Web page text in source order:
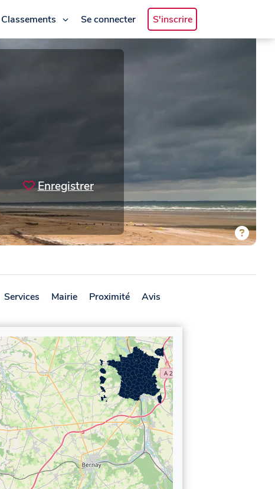
Classements Se connecter S'inscrire
Enregistrer
Services Mairie Proximité Avis